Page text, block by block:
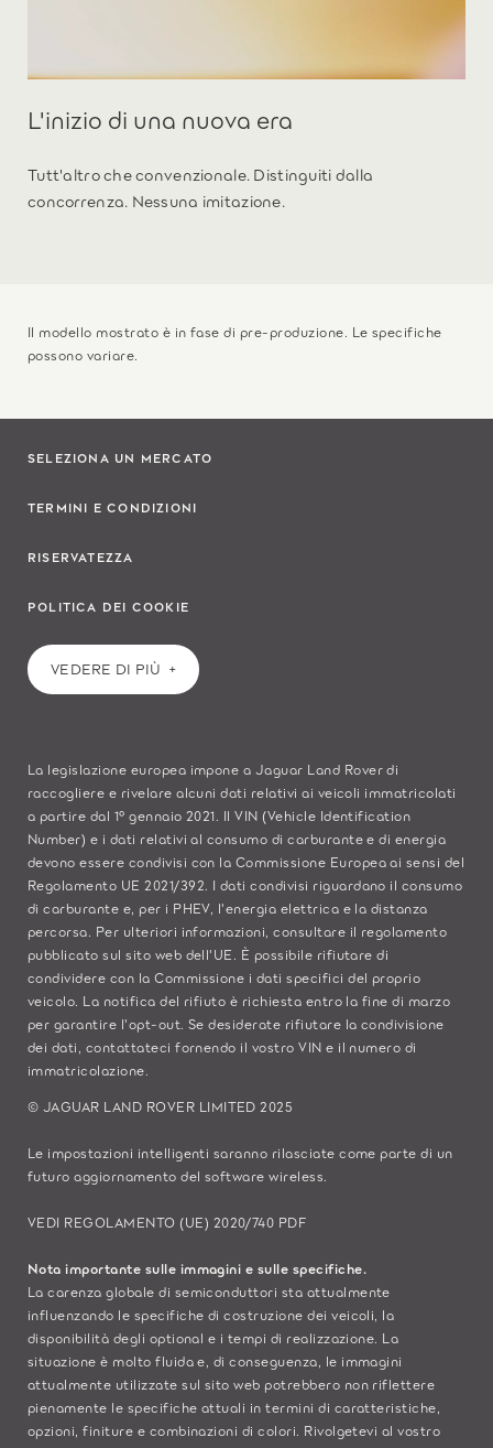
L'inizio di una nuova era
Tutt'altro che convenzionale. Distinguiti dalla
concorrenza. Nessuna imitazione.
Il modello mostrato è in fase di pre-produzione. Le specifiche
possono variare.
SELEZIONA UN MERCATO
TERMINI E CONDIZIONI
RISERVATEZZA
POLITICA DEI COOKIE
VEDERE DI PIÙ
La legislazione europea impone a Jaguar Land Rover di
raccogliere e rivelare alcuni dati relativi ai veicoli immatricolati
a partire dal 1° gennaio 2021. Il VIN (Vehicle Identification
Number) e i dati relativi al consumo di carburante e di energia
devono essere condivisi con la Commissione Europea ai sensi del
Regolamento UE 2021/392. I dati condivisi riguardano il consumo
di carburante e, per i PHEV, l'energia elettrica e la distanza
percorsa. Per ulteriori informazioni, consultare il regolamento
pubblicato sul sito web dell'UE . È possibile rifiutare di
condividere con la Commissione i dati specifici del proprio
veicolo. La notifica del rifiuto è richiesta entro la fine di marzo
per garantire l'opt-out. Se desiderate rifiutare la condivisione
dei dati, contattateci fornendo il vostro VIN e il numero di
immatricolazione.
© JAGUAR LAND ROVER LIMITED 2025
Le impostazioni intelligenti saranno rilasciate come parte di un
futuro aggiornamento del software wireless.
VEDI REGOLAMENTO (UE) 2020/740 PDF
Nota importante sulle immagini e sulle specifiche.
La carenza globale di semiconduttori sta attualmente
influenzando le specifiche di costruzione dei veicoli, la
disponibilità degli optional e i tempi di realizzazione. La
situazione è molto fluida e, di conseguenza, le immagini
attualmente utilizzate sul sito web potrebbero non riflettere
pienamente le specifiche attuali in termini di caratteristiche,
opzioni, finiture e combinazioni di colori. Rivolgetevi al vostro